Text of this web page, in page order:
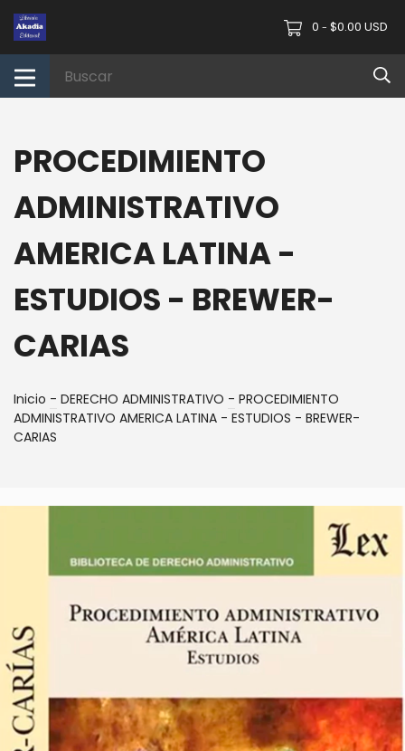
0 - $0.00 USD
PROCEDIMIENTO
ADMINISTRATIVO
AMERICA LATINA -
ESTUDIOS - BREWER-
CARIAS
Inicio - DERECHO ADMINISTRATIVO - PROCEDIMIENTO
ADMINISTRATIVO AMERICA LATINA - ESTUDIOS - BREWER-
CARIAS